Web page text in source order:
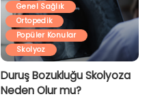
Genel Sağlık
Ortopedik
Popüler Konular
Skolyoz
Duruş Bozukluğu Skolyoza
Neden Olur mu?